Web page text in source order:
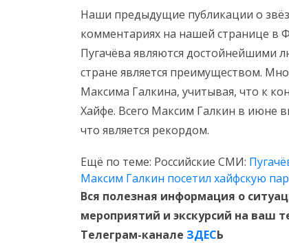
Наши предыдущие публикации о
комментариях на нашей странице в
Пугачёва являются достойнейшими
стране является преимуществом.
Максима Галкина, учитывая, что к
Хайфе. Всего Максим Галкин в июне
что является рекордом.
Ещё по теме: Российские СМИ:
Максим Галкин посетил хайфскую
Вся полезная информация о
мероприятий и экскурсий на ваш
Телеграм-канале ЗДЕСЬ